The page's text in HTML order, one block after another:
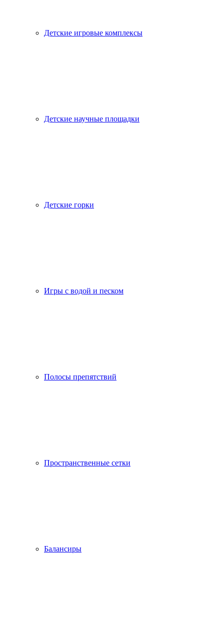
Детские игровые комплексы
Детские научные площадки
Детские горки
Игры с водой и песком
Полосы препятствий
Пространственные сетки
Балансиры